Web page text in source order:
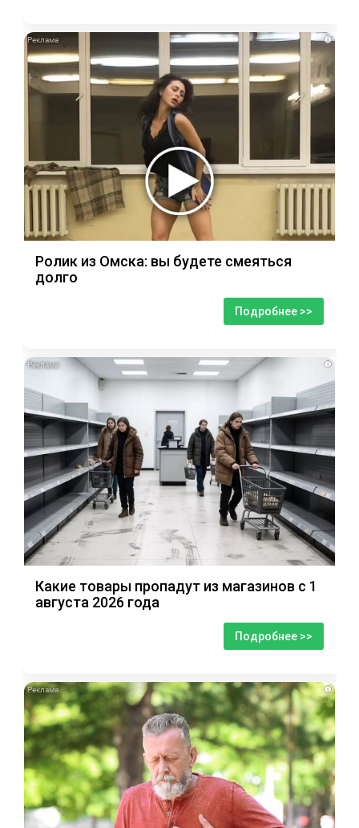
i
Ролик из Омска: вы будете смеяться
долго
Подробнее >>
i
Какие товары пропадут из магазинов с 1
августа 2026 года
Подробнее >>
i